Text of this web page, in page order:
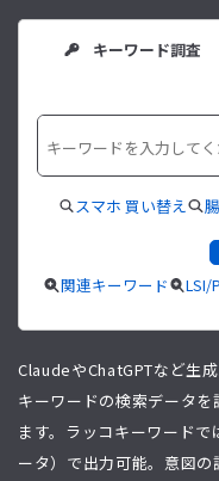
キーワード調査
スマホ 買い替え
関連キーワード LSI/
ClaudeやChatGPTなど生
キーワードの検索データ
ます。ラッコキーワード
ータ）で出力可能。意図